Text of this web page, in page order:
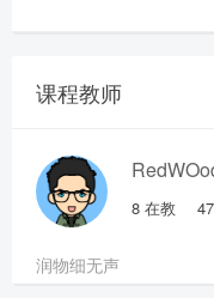
课程教师
8 在教 47
润物细无声